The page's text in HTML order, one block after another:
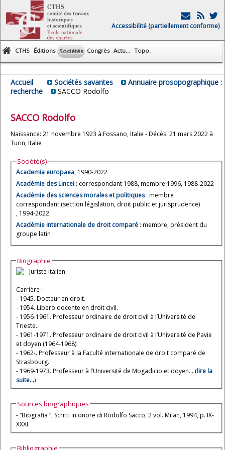
Accessibilité (partiellement conforme)
CTHS Éditions Sociétés Congrès Actu... Topo.
Accueil Sociétés savantes
Annuaire prosopographique :
recherche
SACCO Rodolfo
SACCO Rodolfo
Naissance: 21 novembre 1923 à Fossano, Italie - Décès: 21 mars 2022 à
Turin, Italie
Société(s)
Academia europaea, 1990-2022
Académie des Lincei : correspondant 1988, membre 1996, 1988-2022
Académie des sciences morales et politiques: membre
correspondant (section législation, droit public et jurisprudence)
, 1994-2022
Académie internationale de droit comparé : membre, président du
groupe latin
Biographie
Juriste italien.
Carrière :
- 1945. Docteur en droit.
- 1954. Libero docente en droit civil.
- 1956-1961. Professeur ordinaire de droit civil à l’Université de
Trieste.
- 1961-1971. Professeur ordinaire de droit civil à l’Université de Pavie
et doyen (1964-1968).
- 1962-. Professeur à la Faculté internationale de droit comparé de
Strasbourg.
- 1969-1973. Professeur à l’Université de Mogadicio et doyen... (lire la
suite...)
Sources biographiques
- “Biografia “, Scritti in onore di Rodolfo Sacco, 2 vol. Milan, 1994, p. IX-
XXXI.
Bibliographie